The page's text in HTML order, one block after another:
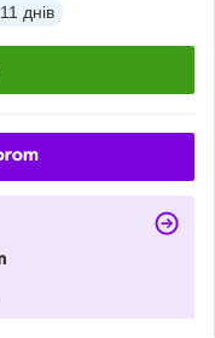
11 днів